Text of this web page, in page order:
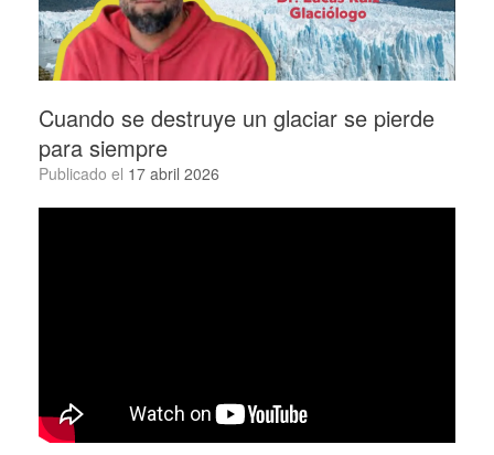
Cuando se destruye un glaciar se pierde
para siempre
Publicado el 17 abril 2026